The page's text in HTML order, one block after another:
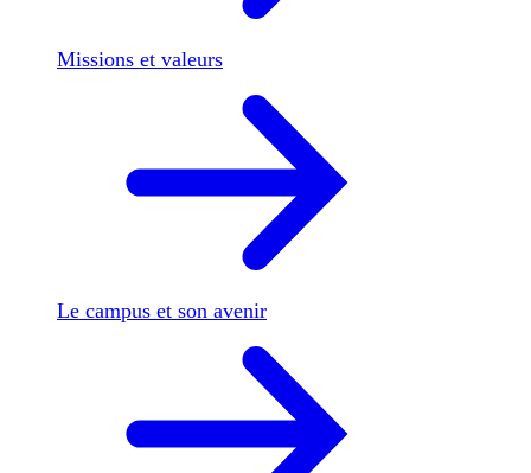
Missions et valeurs
Le campus et son avenir